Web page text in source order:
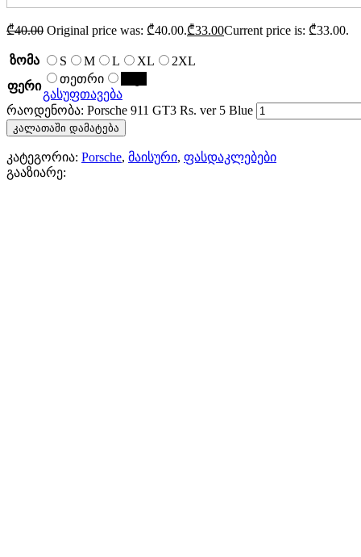
₾40.00 Original price was: ₾40.00.₾33.00Current price is: ₾33.00.
ზომა S M L XL
2XL
ფერი
თეთრი
გასუფთავება
რაოდენობა: Porsche 911 GT3 Rs. ver 5 Blue
კალათაში დამატება
კატეგორია: Porsche, მაისური, ფასდაკლებები
გააზიარე: